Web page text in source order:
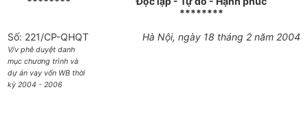
********
Số: 221/CP-QHQT
V/v phê duyệt danh
mục chương trình và
dự án vay vốn WB thời
kỳ 2004 - 2006
Hà Nội, ngày 18 tháng 2 năm 2004